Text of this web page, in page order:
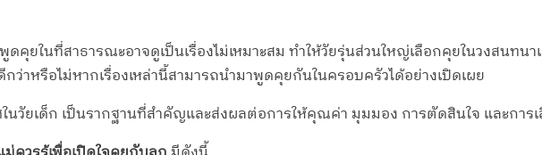
ดคุยในที่สาธารณะอาจดูเป็นเรื่องไม่เหมาะสม ทำให้วัยรุ่นส่วนใหญ่เลือกคุยในวงสนท
ว่าหรือไม่หากเรื่องเหล่านี้สามารถนำมาพูดคุยกันในครอบครัวได้อย่างเปิดเผย
ในวัยเด็ก เป็นรากฐานที่สำคัญและส่งผลต่อการให้คุณค่า มุมมอง การตัดสินใจ และกา